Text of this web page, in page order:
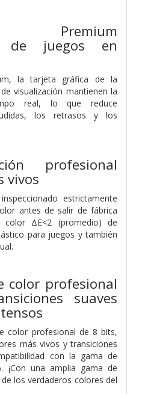
Premium
de juegos en
la tarjeta gráfica de la
visualización mantienen la
real, lo que reduce
los retrasos y los
profesional
vivos
estrictamente
antes de salir de fábrica
ΔE<2 (promedio) de
para juegos y también
color profesional
suaves
color profesional de 8 bits,
más vivos y transiciones
con la gama de
¡Con una amplia gama de
los verdaderos colores del